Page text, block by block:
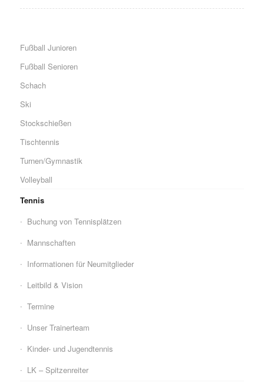
Fußball Junioren
Fußball Senioren
Schach
Ski
Stockschießen
Tischtennis
Turnen/Gymnastik
Volleyball
Tennis
Buchung von Tennisplätzen
Mannschaften
Informationen für Neumitglieder
Leitbild & Vision
Termine
Unser Trainerteam
Kinder- und Jugendtennis
LK – Spitzenreiter